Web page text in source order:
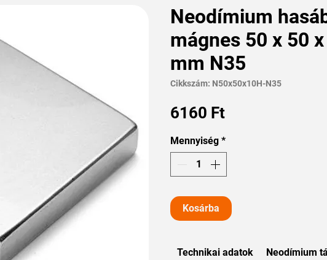
Neodímium
mágnes 50 x 50
mm N35
Cikkszám: N50x50x10H-N35
6160 FtÁr
Mennyiség *
Kosárba
Technikai adatok Neodímium